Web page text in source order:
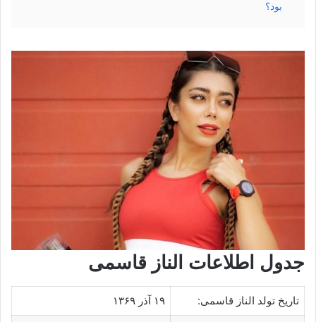
بود؟
جدول اطلاعات الناز قاسمی
تاریخ تولد الناز قاسمی: ۱۹ آذر ۱۳۶۹